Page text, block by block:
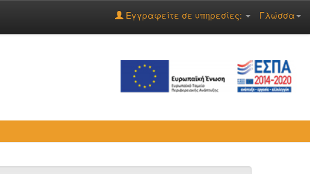
Γλώσσα
Εγγραφείτε σε υπηρεσίες: